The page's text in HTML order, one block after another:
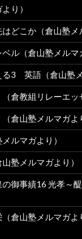
り）
どこか（倉山塾メ
ル（倉山塾メルマ
3 英語（倉山塾メ
倉教組リレーエッ
倉山塾メルマガよ
ルマガより）
塾メルマガより）
御事績16 光孝～
倉山塾メルマガよ